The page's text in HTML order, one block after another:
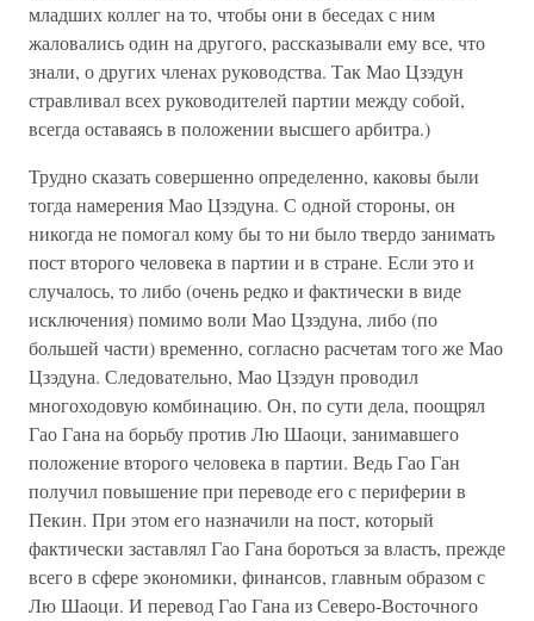
младших коллег на то, чтобы они в беседах с ним
жаловались один на другого, рассказывали ему все, что
знали, о других членах руководства. Так Мао Цзэдун
стравливал всех руководителей партии между собой,
всегда оставаясь в положении высшего арбитра.)
Трудно сказать совершенно определенно, каковы были
тогда намерения Мао Цзэдуна. С одной стороны, он
никогда не помогал кому бы то ни было твердо занимать
пост второго человека в партии и в стране. Если это и
случалось, то либо (очень редко и фактически в виде
исключения) помимо воли Мао Цзэдуна, либо (по
большей части) временно, согласно расчетам того же Мао
Цзэдуна. Следовательно, Мао Цзэдун проводил
многоходовую комбинацию. Он, по сути дела, поощрял
Гао Гана на борьбу против Лю Шаоци, занимавшего
положение второго человека в партии. Ведь Гао Ган
получил повышение при переводе его с периферии в
Пекин. При этом его назначили на пост, который
фактически заставлял Гао Гана бороться за власть, прежде
всего в сфере экономики, финансов, главным образом с
Лю Шаоци. И перевод Гао Гана из Северо-Восточного